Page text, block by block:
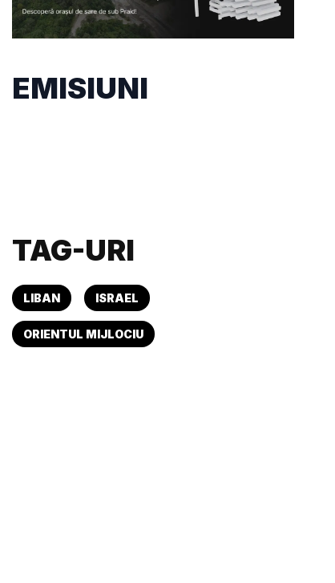
EMISIUNI
TAG-URI
LIBAN ISRAEL
ORIENTUL MIJLOCIU